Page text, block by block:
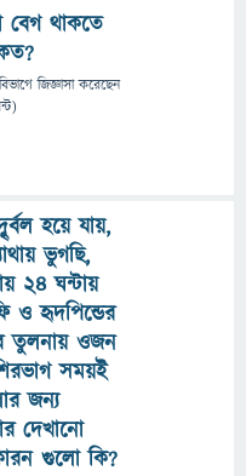
বেগ থাকতে
জিজ্ঞাসাকরেছেন
হয়ে যায়,
ভুগছি,
২৪ ঘন্টায়
ও হৃদপিন্ডের
তুলনায় ওজন
সময়ই
জন্য
দেখানো
গুলো কি?